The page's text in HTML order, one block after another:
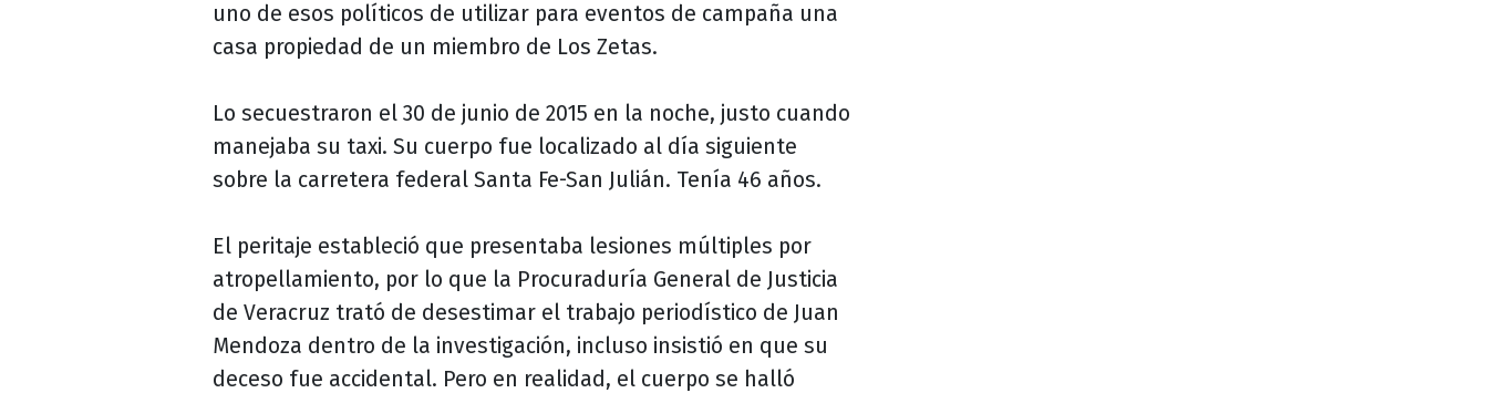
uno de esos políticos de utilizar para eventos de campaña una
casa propiedad de un miembro de Los Zetas.
Lo secuestraron el 30 de junio de 2015 en la noche, justo cuando
manejaba su taxi. Su cuerpo fue localizado al día siguiente
sobre la carretera federal Santa Fe-San Julián. Tenía 46 años.
El peritaje estableció que presentaba lesiones múltiples por
atropellamiento, por lo que la Procuraduría General de Justicia
de Veracruz trató de desestimar el trabajo periodístico de Juan
Mendoza dentro de la investigación, incluso insistió en que su
deceso fue accidental. Pero en realidad, el cuerpo se halló